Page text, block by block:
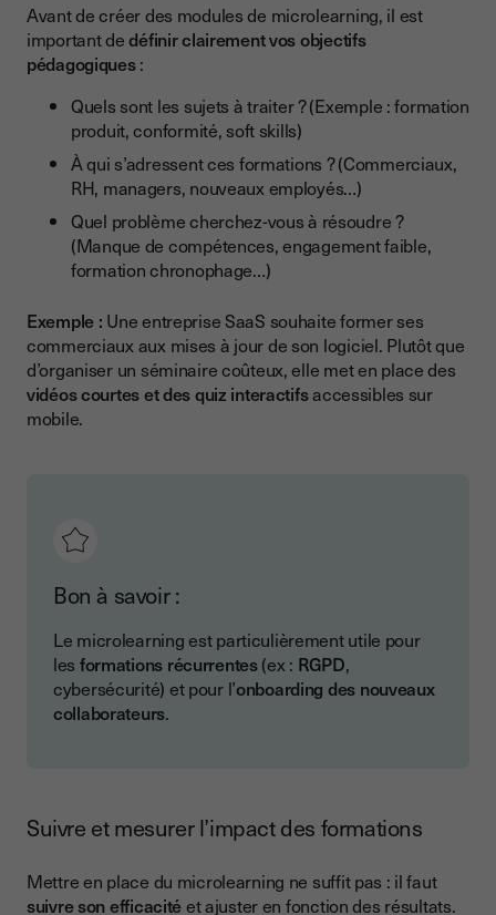
Avant de créer des modules de microlearning, il est
important dedéfinir clairement vos objectifs
pédagogiques:
Quels sont les sujets à traiter ? (Exemple : formation
produit, conformité, soft skills)
À qui s’adressent ces formations ? (Commerciaux,
RH, managers, nouveaux employés…)
Quel problème cherchez-vous à résoudre ?
(Manque de compétences, engagement faible,
formation chronophage…)
Exemple : Une entreprise SaaS souhaite former ses
commerciaux aux mises à jour de son logiciel. Plutôt que
d’organiser un séminaire coûteux, elle met en place des
vidéos courtes et des quiz interactifsaccessibles sur
mobile.
Bon à savoir :
Le microlearning est particulièrement utile pour
les formations récurrentes(ex : RGPD,
cybersécurité) et pour l’onboarding des nouveaux
collaborateurs.
Suivre et mesurer l’impact des formations
Mettre en place du microlearning ne suffit pas : il faut
suivre son efficacitéet ajuster en fonction des résultats.